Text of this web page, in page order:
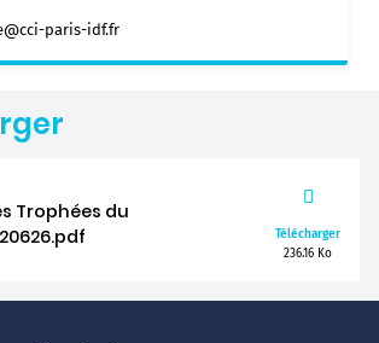
paris-idf.fr
Trophées du
Télécharger
236.16 Ko